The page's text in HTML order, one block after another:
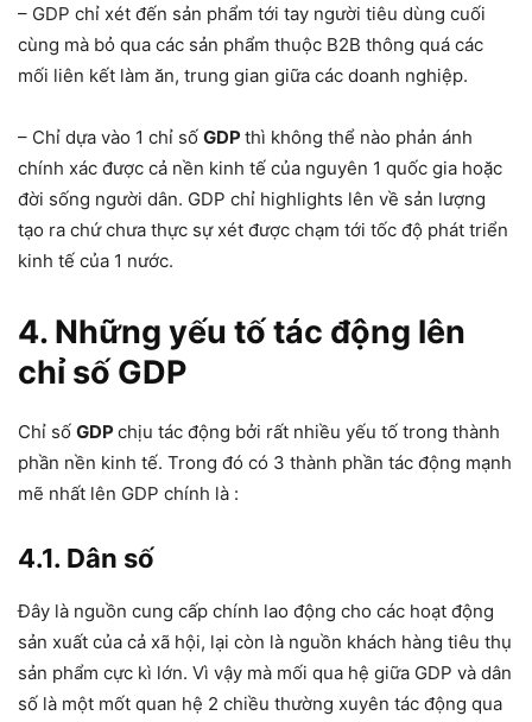
– GDP chỉ xét đến sản phẩm tới tay người tiêu dùng cuối
cùng mà bỏ qua các sản phẩm thuộc B2B thông quá các
mối liên kết làm ăn, trung gian giữa các doanh nghiệp.
– Chỉ dựa vào 1 chỉ số GDP thì không thể nào phản ánh
chính xác được cả nền kinh tế của nguyên 1 quốc gia hoặc
đời sống người dân. GDP chỉ highlights lên về sản lượng
tạo ra chứ chưa thực sự xét được chạm tới tốc độ phát triển
kinh tế của 1 nước.
4. Những yếu tố tác động lên
chỉ số GDP
Chỉ số GDP chịu tác động bởi rất nhiều yếu tố trong thành
phần nền kinh tế. Trong đó có 3 thành phần tác động mạnh
mẽ nhất lên GDP chính là :
4.1. Dân số
Đây là nguồn cung cấp chính lao động cho các hoạt động
sản xuất của cả xã hội, lại còn là nguồn khách hàng tiêu thụ
sản phẩm cực kì lớn. Vì vậy mà mối qua hệ giữa GDP và dân
số là một mốt quan hệ 2 chiều thường xuyên tác động qua